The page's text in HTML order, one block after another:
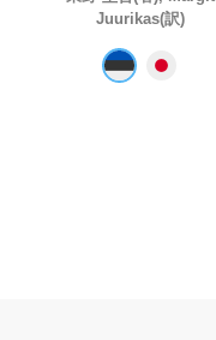
Juurikas(訳)